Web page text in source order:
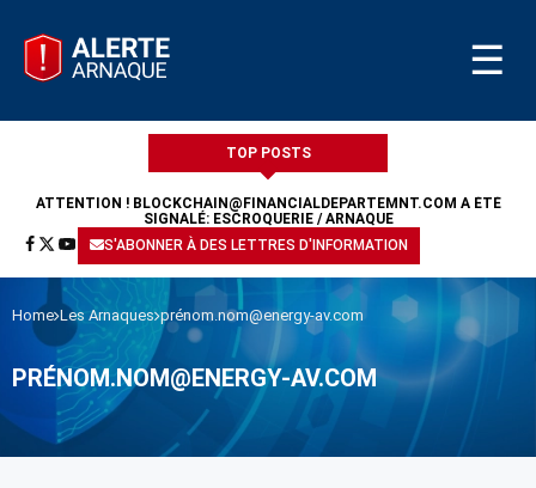
☰
TOP POSTS
ATTENTION ! BLOCKCHAIN@FINANCIALDEPARTEMNT.COM A ÉTÉ
SIGNALÉ: ESCROQUERIE / ARNAQUE
S'ABONNER À DES LETTRES D'INFORMATION
Home Les Arnaques prénom.nom@energy-av.com
PRÉNOM.NOM@ENERGY-AV.COM